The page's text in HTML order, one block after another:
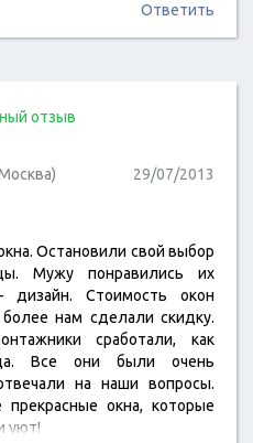
Ответить
отзыв
29/07/2013
Остановили свой выбор
Мужу понравились их
дизайн. Стоимость окон
нам сделали скидку.
сработали, как
Все они были очень
на наши вопросы.
окна, которые
уют!